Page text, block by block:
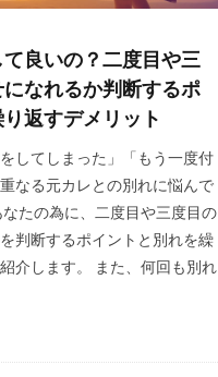
良いの？二度目や三
なれるか判断するポ
返すデメリット
してしまった」「もう一度付
なる元カレとの別れに悩んで
たの為に、二度目や三度目の
判断するポイントと別れを繰
介します。 また、何回も別れ